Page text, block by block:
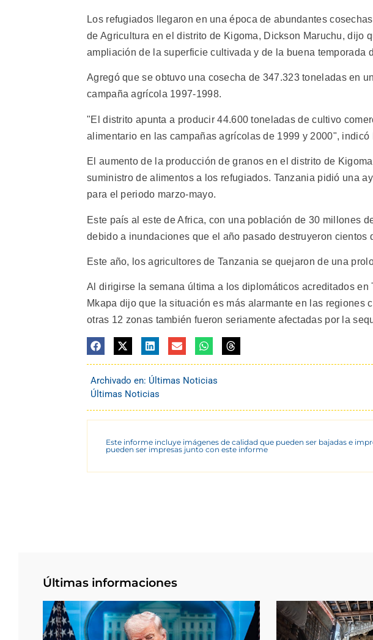
Los refugiados llegaron en una época de abundantes
de Agricultura en el distrito de Kigoma, Dickson Maruchu, dijo
ampliación de la superficie cultivada y de la buena temporada
Agregó que se obtuvo una cosecha de 347.323 toneladas en
campaña agrícola 1997-1998.
"El distrito apunta a producir 44.600 toneladas de cultivo
alimentario en las campañas agrícolas de 1999 y 2000", indicó
El aumento de la producción de granos en el distrito de
suministro de alimentos a los refugiados. Tanzania pidió una
para el periodo marzo-mayo.
Este país al este de Africa, con una población de 30 millones
debido a inundaciones que el año pasado destruyeron cientos
Este año, los agricultores de Tanzania se quejaron de una
Al dirigirse la semana última a los diplomáticos acreditados en
Mkapa dijo que la situación es más alarmante en las regiones
otras 12 zonas también fueron seriamente afectadas por la
Archivado en: Últimas Noticias
Últimas Noticias
Este informe incluye imágenes de calidad que pueden ser bajadas e
pueden ser impresas junto con este informe
Últimas informaciones